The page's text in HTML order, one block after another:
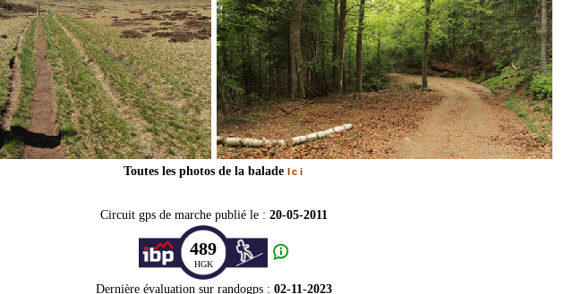
Toutes les photos de la baladeIci
Circuit gps de marche publié le : 20-05-2011
489
HGK
Dernière évaluation sur randogps : 02-11-2023